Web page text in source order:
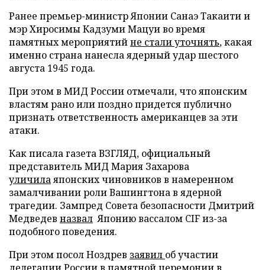
Ранее премьер-министр Японии Санаэ Такаити и
мэр Хиросимы Кадзуми Мацуи во время
памятных мероприятийне стали уточнять, какая
именно страна нанесла ядерный удар шестого
августа 1945 года.
При этом в МИД России отмечали, что японским
властям рано или поздно придется публично
признать ответственность американцев за эти
атаки.
Как писала газета ВЗГЛЯД, официальный
представитель МИД Мария Захарова
уличилаяпонских чиновников в намеренном
замалчивании роли Вашингтона в ядерной
трагедии. Зампред Совета безопасности Дмитрий
Медведев назвал Японию вассалом CIF из-за
подобного поведения.
При этом посол Ноздрев заявил об участии